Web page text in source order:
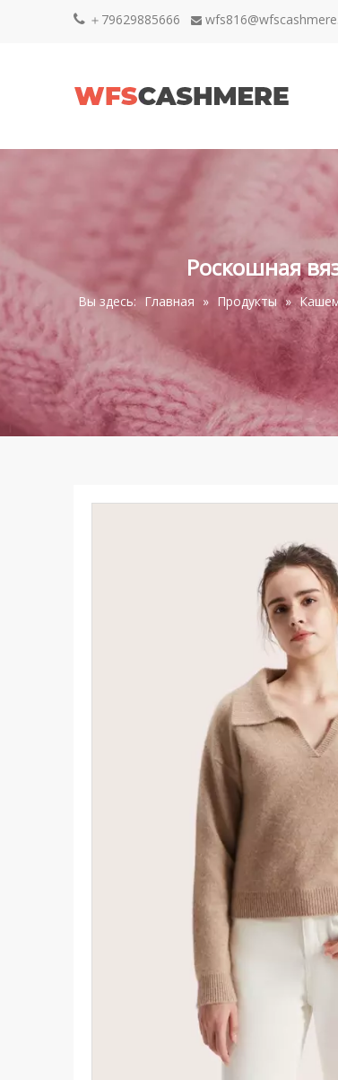
 ＋79629885666 
Роскошная
Вы здесь: Главная » Продукты »